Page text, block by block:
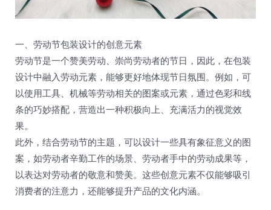
一、劳动节包装设计的创意元素
劳动节是一个赞美劳动、崇尚劳动者的节日，因此，在包装
设计中融入劳动元素，能够更好地体现节日氛围。例如，可
以使用工具、机械等劳动相关的图案或元素，通过色彩和线
条的巧妙搭配，营造出一种积极向上、充满活力的视觉效
果。
此外，结合劳动节的主题，可以设计一些具有象征意义的图
案，如劳动者辛勤工作的场景、劳动者手中的劳动成果等，
以表达对劳动者的敬意和赞美。这些创意元素不仅能够吸引
消费者的注意力，还能够提升产品的文化内涵。